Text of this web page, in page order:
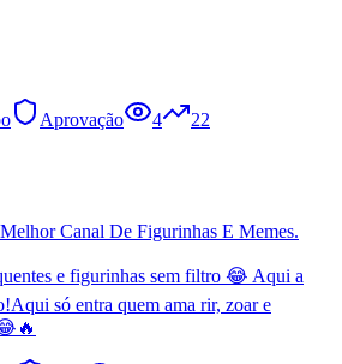
Aprovação 4 22
Canal De Figurinhas E Memes.
e figurinhas sem filtro 😂 Aqui a
só entra quem ama rir, zoar e